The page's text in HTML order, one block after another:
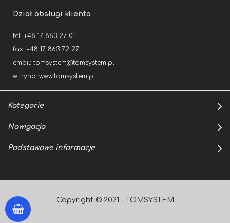
Dział obsługi klienta
tel: +48 17 863 27 01
fax: +48 17 863 72 27
email: tomsystem@tomsystem.pl
witryna: www.tomsystem.pl
Kategorie
Nawigacja
Podstawowe informacje
Copyright © 2021 - TOMSYSTEM